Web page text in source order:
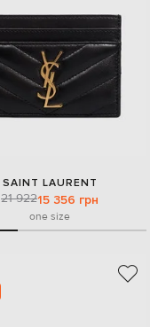
SAINT LAURENT
21 92215 356 грн
one size